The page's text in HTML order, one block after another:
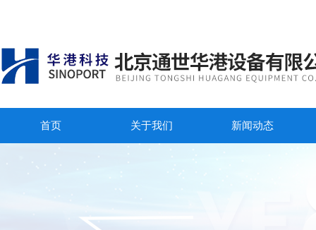
首页 关于我们 新闻动态